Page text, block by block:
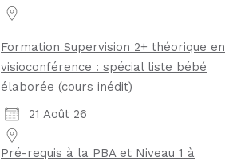
Formation Supervision 2+ théorique en
visioconférence : spécial liste bébé
élaborée (cours inédit)
21 Août 26
Pré-requis à la PBA et Niveau 1 à